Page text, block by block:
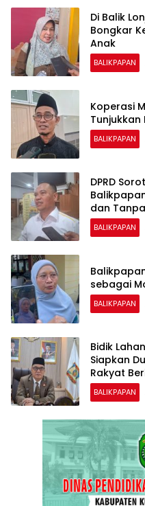
Di Balik
Bongkar
Anak
BALIKPAPAN
Koperasi
BALIKPAPAN
DPRD
dan
BALIKPAPAN
sebagai
BALIKPAPAN
Bidik
Siapkan
Rakyat
BALIKPAPAN